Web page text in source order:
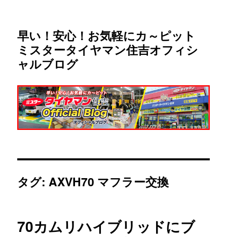
早い！安心！お気軽にカ～ピット
ミスタータイヤマン住吉オフィシ
ャルブログ
タグ:AXVH70 マフラー交換
70カムリハイブリッドにブ